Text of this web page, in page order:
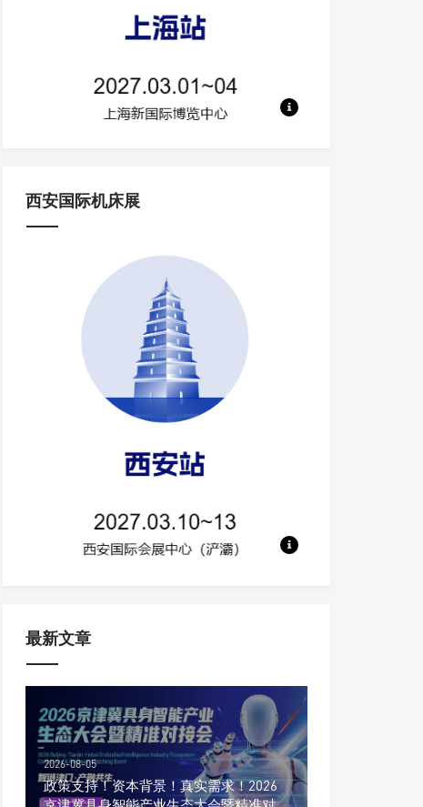
地点：上海新国际博览中心 规
西安国际机床展
地点：西安国际会展中心【浐
最新文章
2026-08-05
政策支持！资本背景！真实需求！2026